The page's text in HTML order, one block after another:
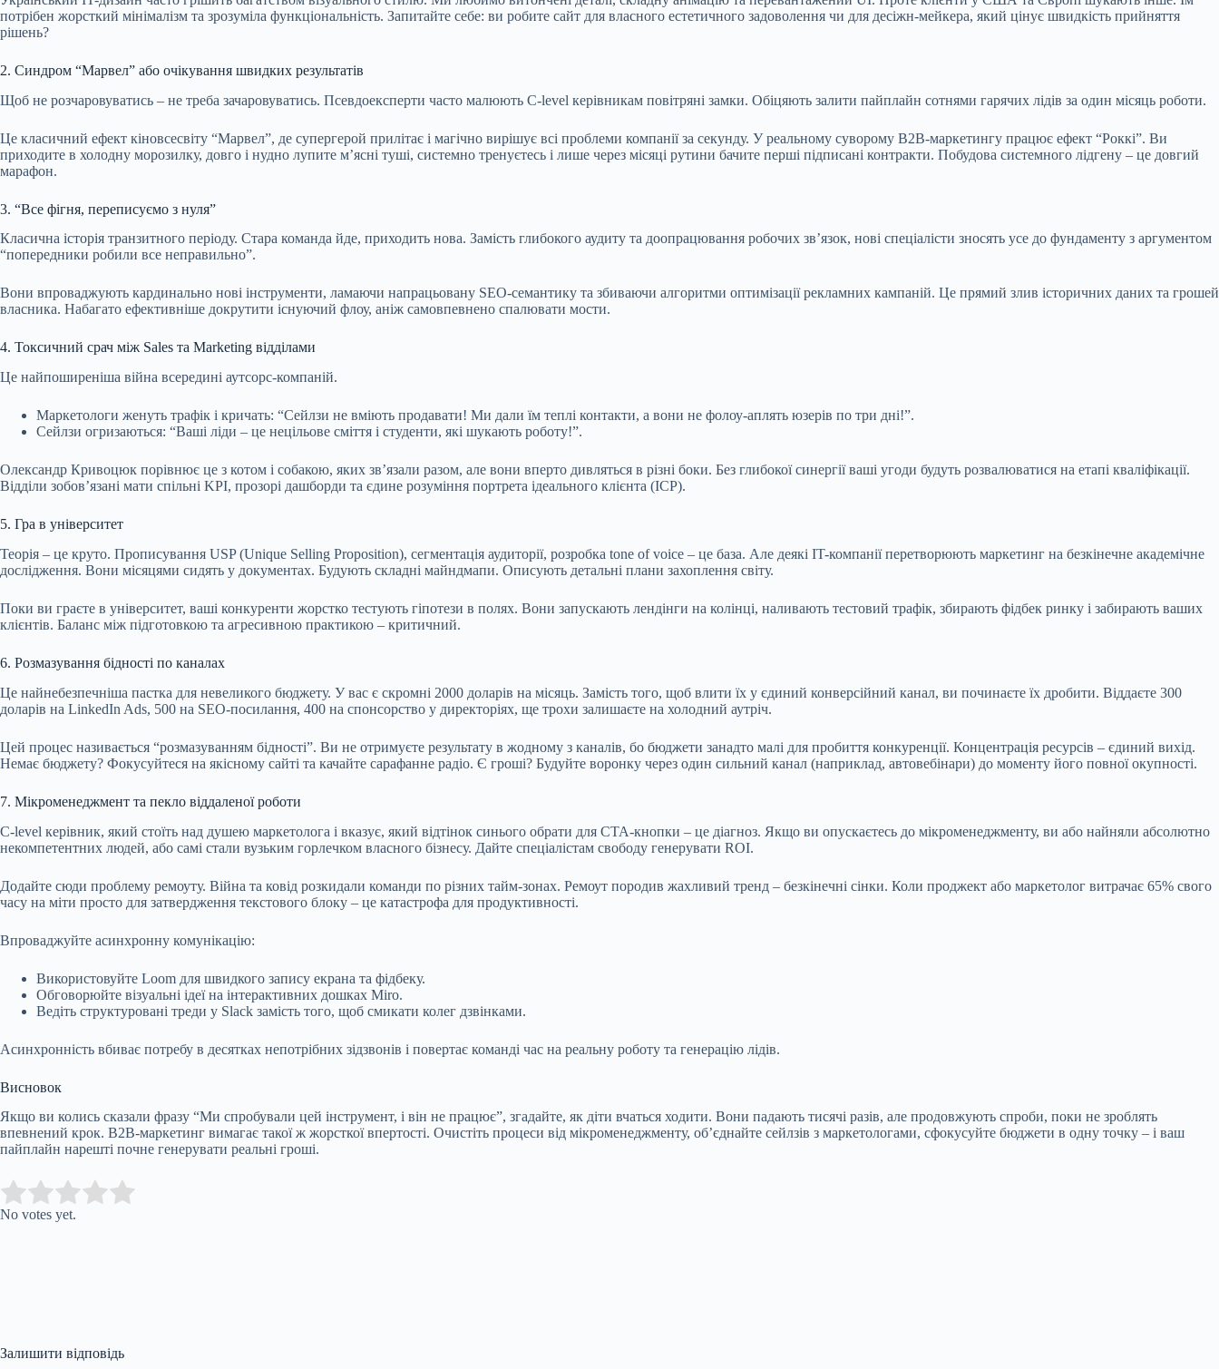
потрібен жорсткий мінімалізм та зрозуміла функціональність. Запитайте себе: ви робите сайт для власного естетичного задоволення чи для десіжн-мейкера, який цінує швидкість прийняття
рішень?
2. Синдром “Марвел” або очікування швидких результатів
Щоб не розчаровуватись – не треба зачаровуватись. Псевдоексперти часто малюють C-level керівникам повітряні замки. Обіцяють залити пайплайн сотнями гарячих лідів за один місяць роботи.
Це класичний ефект кіновсесвіту “Марвел”, де супергерой прилітає і магічно вирішує всі проблеми компанії за секунду. У реальному суворому B2B-маркетингу працює ефект “Роккі”. Ви
приходите в холодну морозилку, довго і нудно лупите м’ясні туші, системно тренуєтесь і лише через місяці рутини бачите перші підписані контракти. Побудова системного лідгену – це довгий
марафон.
3. “Все фігня, переписуємо з нуля”
Класична історія транзитного періоду. Стара команда йде, приходить нова. Замість глибокого аудиту та доопрацювання робочих зв’язок, нові спеціалісти зносять усе до фундаменту з аргументом
“попередники робили все неправильно”.
Вони впроваджують кардинально нові інструменти, ламаючи напрацьовану SEO-семантику та збиваючи алгоритми оптимізації рекламних кампаній. Це прямий злив історичних даних та грошей
власника. Набагато ефективніше докрутити існуючий флоу, аніж самовпевнено спалювати мости.
4. Токсичний срач між Sales та Marketing відділами
Це найпоширеніша війна всередині аутсорс-компаній.
Маркетологи женуть трафік і кричать: “Сейлзи не вміють продавати! Ми дали їм теплі контакти, а вони не фолоу-аплять юзерів по три дні!”.
Сейлзи огризаються: “Ваші ліди – це нецільове сміття і студенти, які шукають роботу!”.
Олександр Кривоцюк порівнює це з котом і собакою, яких зв’язали разом, але вони вперто дивляться в різні боки. Без глибокої синергії ваші угоди будуть розвалюватися на етапі кваліфікації.
Відділи зобов’язані мати спільні KPI, прозорі дашборди та єдине розуміння портрета ідеального клієнта (ICP).
5. Гра в університет
Теорія – це круто. Прописування USP (Unique Selling Proposition), сегментація аудиторії, розробка tone of voice – це база. Але деякі IT-компанії перетворюють маркетинг на безкінечне академічне
дослідження. Вони місяцями сидять у документах. Будують складні майндмапи. Описують детальні плани захоплення світу.
Поки ви граєте в університет, ваші конкуренти жорстко тестують гіпотези в полях. Вони запускають лендінги на колінці, наливають тестовий трафік, збирають фідбек ринку і забирають ваших
клієнтів. Баланс між підготовкою та агресивною практикою – критичний.
6. Розмазування бідності по каналах
Це найнебезпечніша пастка для невеликого бюджету. У вас є скромні 2000 доларів на місяць. Замість того, щоб влити їх у єдиний конверсійний канал, ви починаєте їх дробити. Віддаєте 300
доларів на LinkedIn Ads, 500 на SEO-посилання, 400 на спонсорство у директоріях, ще трохи залишаєте на холодний аутріч.
Цей процес називається “розмазуванням бідності”. Ви не отримуєте результату в жодному з каналів, бо бюджети занадто малі для пробиття конкуренції. Концентрація ресурсів – єдиний вихід.
Немає бюджету? Фокусуйтеся на якісному сайті та качайте сарафанне радіо. Є гроші? Будуйте воронку через один сильний канал (наприклад, автовебінари) до моменту його повної окупності.
7. Мікроменеджмент та пекло віддаленої роботи
C-level керівник, який стоїть над душею маркетолога і вказує, який відтінок синього обрати для CTA-кнопки – це діагноз. Якщо ви опускаєтесь до мікроменеджменту, ви або найняли абсолютно
некомпетентних людей, або самі стали вузьким горлечком власного бізнесу. Дайте спеціалістам свободу генерувати ROI.
Додайте сюди проблему ремоуту. Війна та ковід розкидали команди по різних тайм-зонах. Ремоут породив жахливий тренд – безкінечні сінки. Коли проджект або маркетолог витрачає 65% свого
часу на міти просто для затвердження текстового блоку – це катастрофа для продуктивності.
Впроваджуйте асинхронну комунікацію:
Використовуйте Loom для швидкого запису екрана та фідбеку.
Обговорюйте візуальні ідеї на інтерактивних дошках Miro.
Ведіть структуровані треди у Slack замість того, щоб смикати колег дзвінками.
Асинхронність вбиває потребу в десятках непотрібних зідзвонів і повертає команді час на реальну роботу та генерацію лідів.
Висновок
Якщо ви колись сказали фразу “Ми спробували цей інструмент, і він не працює”, згадайте, як діти вчаться ходити. Вони падають тисячі разів, але продовжують спроби, поки не зроблять
впевнений крок. B2B-маркетинг вимагає такої ж жорсткої впертості. Очистіть процеси від мікроменеджменту, об’єднайте сейлзів з маркетологами, сфокусуйте бюджети в одну точку – і ваш
пайплайн нарешті почне генерувати реальні гроші.
Rate this item:
No votes yet.
Залишити відповідь